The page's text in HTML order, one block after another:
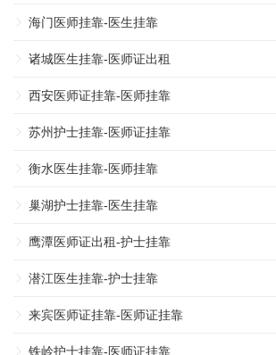
海门医师挂靠-医生挂靠
诸城医生挂靠-医师证出租
西安医师证挂靠-医师挂靠
苏州护士挂靠-医师证挂靠
衡水医生挂靠-医师挂靠
巢湖护士挂靠-医生挂靠
鹰潭医师证出租-护士挂靠
潜江医生挂靠-护士挂靠
来宾医师证挂靠-医师证挂靠
铁岭护士挂靠-医师证挂靠